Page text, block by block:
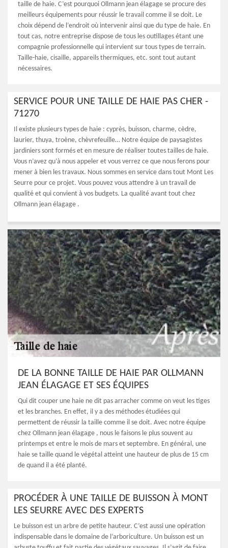
taille de haie. C’est pourquoi Ollmann jean élagage se procure des
meilleurs équipements pour réussir le travail comme il se doit. Le
choix dépend de l’endroit où intervenir ainsi que du type de haie. En
tout cas, notre entreprise dispose de tous les outillages étant une
compagnie professionnelle qui intervient sur tous types de terrain.
Taille-haie, cisaille, appareils thermiques, etc. sont tout autant
nécessaires.
SERVICE POUR UNE TAILLE DE HAIE PAS CHER -
71270
Il existe plusieurs types de haie : cyprès, buisson, charme, cèdre,
laurier, thuya, troène, chèvrefeuille… Notre équipe de paysagistes
jardiniers sont formés et en mesure de réaliser toutes tailles de haie.
Vous n’avez qu’à nous appeler et vous verrez ce que nous ferons pour
mener à bien les travaux. Nous sommes en service dans tout Mont Les
Seurre pour ce projet. Vous pouvez vous attendre à un travail de
qualité et qui convient à vos budgets. La qualité avant tout chez
Ollmann jean élagage .
DE LA BONNE TAILLE DE HAIE PAR OLLMANN
JEAN ÉLAGAGE ET SES ÉQUIPES
Qui dit couper une haie ne dit pas arracher comme on veut les tiges
et les branches. En effet, il y a des méthodes étudiées qui
permettent de réussir la taille comme il se doit. Avec notre équipe
chez Ollmann jean élagage , nous le faisons le plus souvent au
printemps et entre le mois de mars et septembre. En général, une
haie se taille quand le végétal atteint une hauteur de plus de 15 cm
de quand il a été planté.
PROCÉDER À UNE TAILLE DE BUISSON À MONT
LES SEURRE AVEC DES EXPERTS
Le buisson est un arbre de petite hauteur. C’est aussi une opération
indispensable dans le domaine de l’arboriculture. Un buisson est un